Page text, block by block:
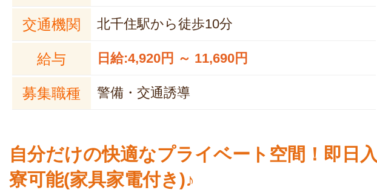
交通機関 北千住駅から徒歩10分
給与 日給:4,920円 ～ 11,690円
募集職種 警備・交通誘導
自分だけの快適なプライベート空間！即日入
寮可能(家具家電付き)♪